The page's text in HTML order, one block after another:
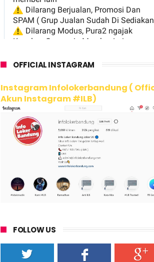
OFFICIAL INSTAGRAM
Instagram Infolokerbandung (
Akun Instagram #ILB)
FOLLOW US